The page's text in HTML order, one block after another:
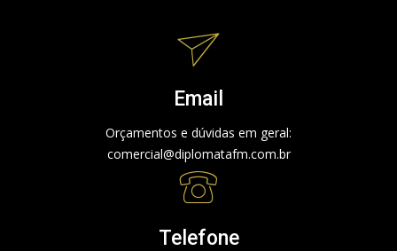
Email
Orçamentos e dúvidas em geral:
comercial@diplomatafm.com.br
Telefone